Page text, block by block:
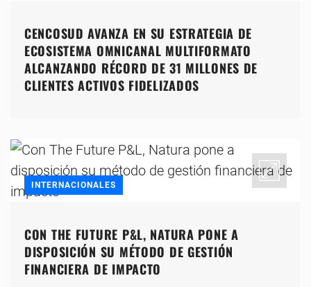
CENCOSUD AVANZA EN SU ESTRATEGIA DE
ECOSISTEMA OMNICANAL MULTIFORMATO
ALCANZANDO RÉCORD DE 31 MILLONES DE
CLIENTES ACTIVOS FIDELIZADOS
INTERNACIONALES
CON THE FUTURE P&L, NATURA PONE A
DISPOSICIÓN SU MÉTODO DE GESTIÓN
FINANCIERA DE IMPACTO